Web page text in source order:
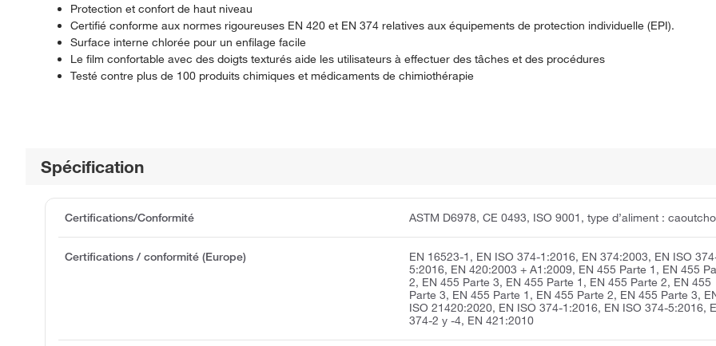
Protection et confort de haut niveau
Certifié conforme aux normes rigoureuses EN 420 et EN 374 relatives aux équipements de protection individuelle (EPI).
Surface interne chlorée pour un enfilage facile
Le film confortable avec des doigts texturés aide les utilisateurs à effectuer des tâches et des procédures
Testé contre plus de 100 produits chimiques et médicaments de chimiothérapie
Spécification
Certifications/Conformité ASTM D6978, CE 0493, ISO 9001, type d’aliment :
Certifications / conformité (Europe)
EN 16523-1, EN ISO 374-1:2016, EN 374:2003, EN ISO
5:2016, EN 420:2003 + A1:2009, EN 455 Parte 1, EN 455
2, EN 455 Parte 3, EN 455 Parte 1, EN 455 Parte 2, EN 455
Parte 3, EN 455 Parte 1, EN 455 Parte 2, EN 455 Parte 3,
ISO 21420:2020, EN ISO 374-1:2016, EN ISO 374-5:2016,
374-2 y -4, EN 421:2010